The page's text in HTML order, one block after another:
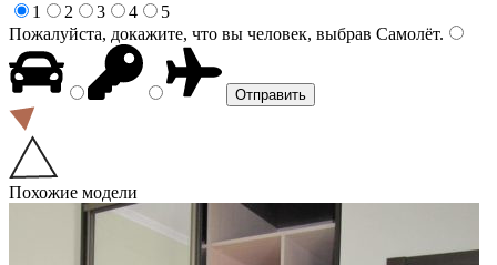
1
2 3 4
5
Пожалуйста, докажите, что вы человек, выбрав Самолёт.
Похожие модели